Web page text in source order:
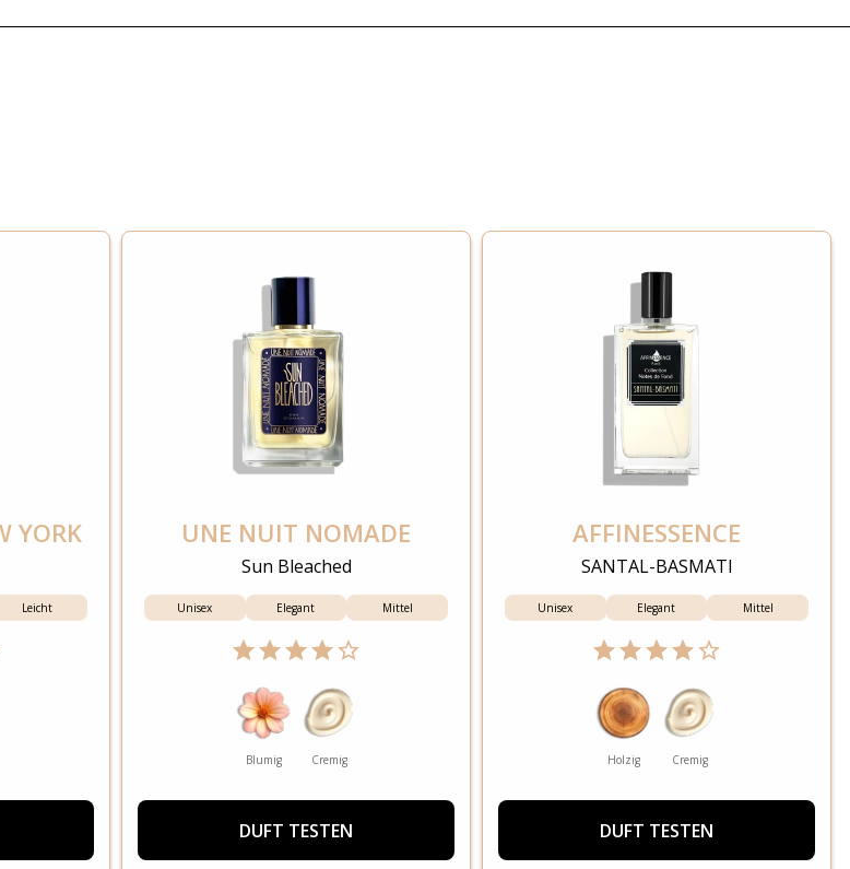
YORK
Leicht
UNE NUIT NOMADE
Sun Bleached
Unisex Elegant Mittel
Blumig Cremig
DUFT TESTEN
AFFINESSENCE
SANTAL-BASMATI
Unisex Elegant Mittel
Holzig Cremig
DUFT TESTEN